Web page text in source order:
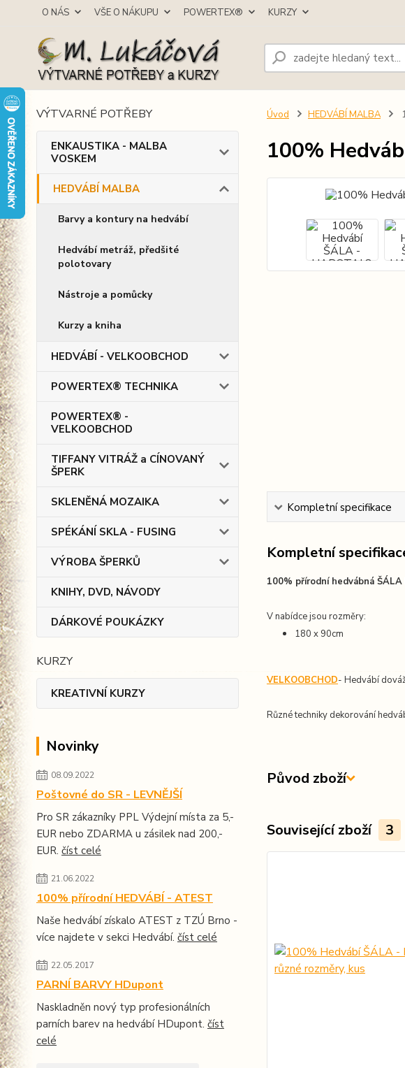
O NÁS VŠE O NÁKUPU POWERTEX® KURZY
VÝTVARNÉ POTŘEBY
ENKAUSTIKA - MALBA
VOSKEM
HEDVÁBÍ MALBA
Barvy a kontury na hedvábí
Hedvábí metráž, předšité
polotovary
Nástroje a pomůcky
Kurzy a kniha
HEDVÁBÍ - VELKOOBCHOD
POWERTEX® TECHNIKA
POWERTEX® -
VELKOOBCHOD
TIFFANY VITRÁŽ a CÍNOVANÝ
ŠPERK
SKLENĚNÁ MOZAIKA
SPÉKÁNÍ SKLA - FUSING
VÝROBA ŠPERKŮ
KNIHY, DVD, NÁVODY
DÁRKOVÉ POUKÁZKY
KURZY
KREATIVNÍ KURZY
Novinky
08.09.2022
Poštovné do SR - LEVNĚJŠÍ
Pro SR zákazníky PPL Výdejní místa za 5,-
EUR nebo ZDARMA u zásilek nad 200,-
EUR. číst celé
21.06.2022
100% přírodní HEDVÁBÍ - ATEST
Naše hedvábí získalo ATEST z TZÚ Brno -
více najdete v sekci Hedvábí. číst celé
22.05.2017
PARNÍ BARVY HDupont
Naskladněn nový typ profesionálních
parních barev na hedvábí HDupont. číst
celé
Úvod HEDVÁBÍ MALBA
100%
Kompletní specifikace
Kompletní
100% přírodní hedvábná
V nabídce jsou rozměry:
180 x 90cm
VELKOOBCHOD- Hedvábí
Různé techniky dekorování
Původ zboží
Související zboží 3